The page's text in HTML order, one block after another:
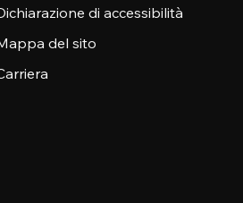
di accessibilità
del sito